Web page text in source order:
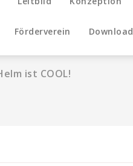
Förderverein
ist COOL!